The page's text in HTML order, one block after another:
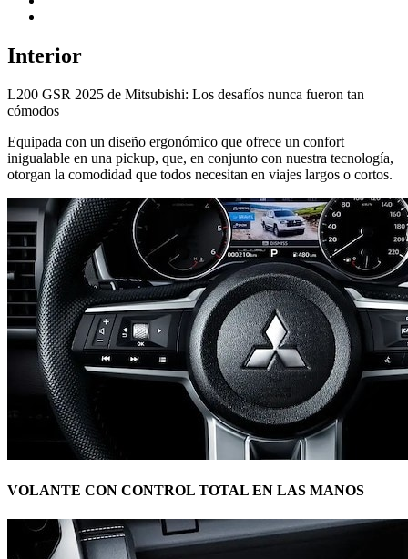
Interior
L200 GSR 2025 de Mitsubishi: Los desafíos nunca fueron tan
cómodos
Equipada con un diseño ergonómico que ofrece un confort
inigualable en una pickup, que, en conjunto con nuestra tecnología,
otorgan la comodidad que todos necesitan en viajes largos o cortos.
VOLANTE CON CONTROL TOTAL EN LAS MANOS